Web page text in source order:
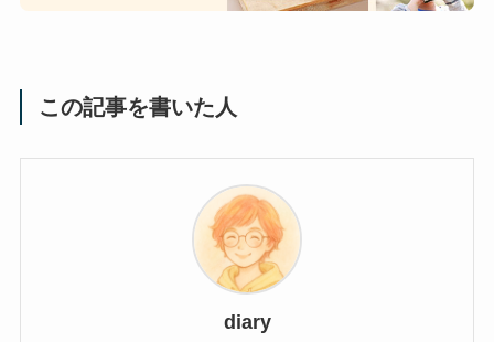
この記事を書いた人
diary